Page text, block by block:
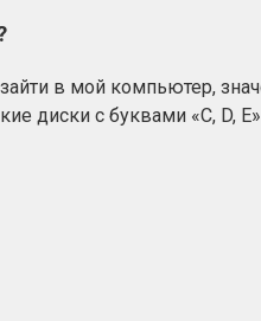
в мой компьютер,
диски с буквами «C, D, E»